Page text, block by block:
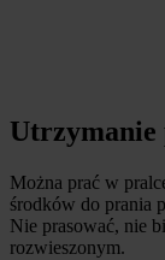
Utrzymanie
Można prać w
środków do prania
Nie prasować, nie
rozwieszonym.